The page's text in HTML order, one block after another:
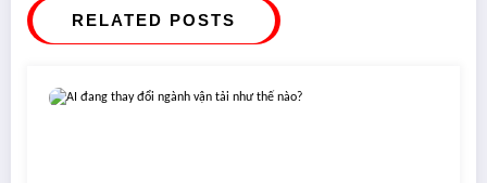
RELATED POSTS